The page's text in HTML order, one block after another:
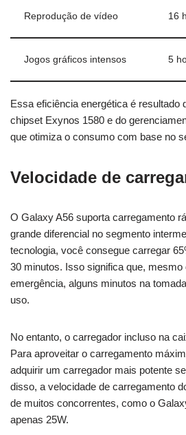
Reprodução de vídeo 16
Jogos gráficos intensos 5
Essa eficiência energética é resultado
chipset Exynos 1580 e do
que otimiza o consumo com base no
Velocidade de
O Galaxy A56 suporta carregamento
grande diferencial no segmento
tecnologia, você consegue carregar
30 minutos. Isso significa que,
emergência, alguns minutos na
uso.
No entanto, o carregador incluso na
Para aproveitar o carregamento
adquirir um carregador mais potente
disso, a velocidade de carregamento
de muitos concorrentes, como o
apenas 25W.